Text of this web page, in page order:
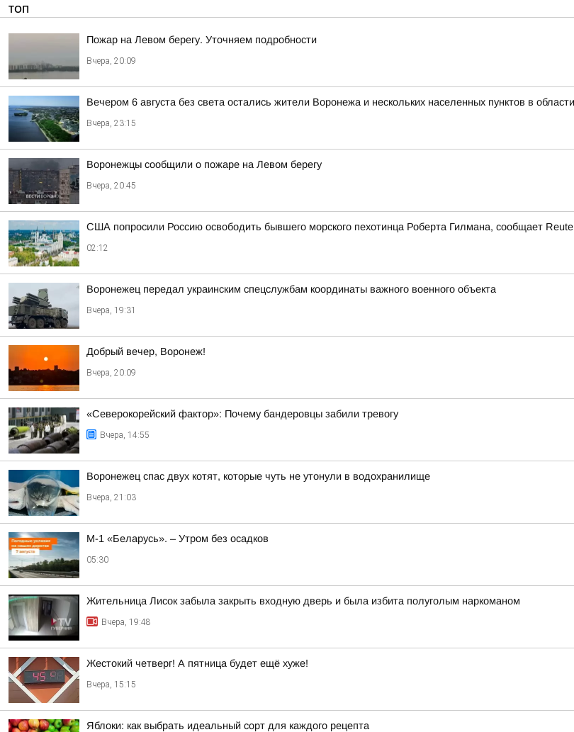
ТОП
Пожар на Левом берегу. Уточняем подробности
Вчера, 20:09
Вечером 6 августа без света остались жители Воронежа и нескольких населенных пунктов в области
Вчера, 23:15
Воронежцы сообщили о пожаре на Левом берегу
Вчера, 20:45
США попросили Россию освободить бывшего морского пехотинца Роберта Гилмана, сообщает
02:12
Воронежец передал украинским спецслужбам координаты важного военного объекта
Вчера, 19:31
Добрый вечер, Воронеж!
Вчера, 20:09
«Северокорейский фактор»: Почему бандеровцы забили тревогу
Вчера, 14:55
Воронежец спас двух котят, которые чуть не утонули в водохранилище
Вчера, 21:03
М-1 «Беларусь». – Утром без осадков
05:30
Жительница Лисок забыла закрыть входную дверь и была избита полуголым наркоманом
Вчера, 19:48
Жестокий четверг! А пятница будет ещё хуже!
Вчера, 15:15
Яблоки: как выбрать идеальный сорт для каждого рецепта